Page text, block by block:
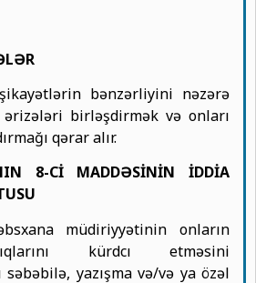
bənzərliyini nəzərə
birləşdirmək və onları
qərar alır.
8-Cİ MADDƏSİNİN İDDİA
müdiriyyətinin onların
kürdcı etməsini
səbəbilə, yazışma və/və ya özəl